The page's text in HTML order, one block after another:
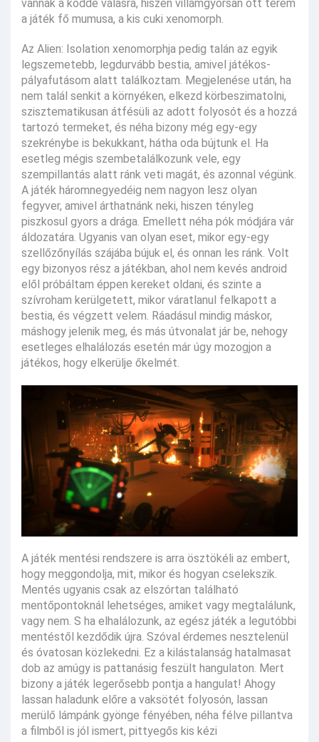
vannak a köddé válásra, hiszen villámgyorsan ott terem
a játék fő mumusa, a kis cuki xenomorph.
Az Alien: Isolation xenomorphja pedig talán az egyik
legszemetebb, legdurvább bestia, amivel játékos-
pályafutásom alatt találkoztam. Megjelenése után, ha
nem talál senkit a környéken, elkezd körbeszimatolni,
szisztematikusan átfésüli az adott folyosót és a hozzá
tartozó termeket, és néha bizony még egy-egy
szekrénybe is bekukkant, hátha oda bújtunk el. Ha
esetleg mégis szembetalálkozunk vele, egy
szempillantás alatt ránk veti magát, és azonnal végünk.
A játék háromnegyedéig nem nagyon lesz olyan
fegyver, amivel árthatnánk neki, hiszen tényleg
piszkosul gyors a drága. Emellett néha pók módjára vár
áldozatára. Ugyanis van olyan eset, mikor egy-egy
szellőzőnyílás szájába bújuk el, és onnan les ránk. Volt
egy bizonyos rész a játékban, ahol nem kevés android
elől próbáltam éppen kereket oldani, és szinte a
szívroham kerülgetett, mikor váratlanul felkapott a
bestia, és végzett velem. Ráadásul mindig máskor,
máshogy jelenik meg, és más útvonalat jár be, nehogy
esetleges elhalálozás esetén már úgy mozogjon a
játékos, hogy elkerülje őkelmét.
A játék mentési rendszere is arra ösztökéli az embert,
hogy meggondolja, mit, mikor és hogyan cselekszik.
Mentés ugyanis csak az elszórtan található
mentőpontoknál lehetséges, amiket vagy megtalálunk,
vagy nem. S ha elhalálozunk, az egész játék a legutóbbi
mentéstől kezdődik újra. Szóval érdemes nesztelenül
és óvatosan közlekedni. Ez a kilástalanság hatalmasat
dob az amúgy is pattanásig feszült hangulaton. Mert
bizony a játék legerősebb pontja a hangulat! Ahogy
lassan haladunk előre a vaksötét folyosón, lassan
merülő lámpánk gyönge fényében, néha félve pillantva
a filmből is jól ismert, pittyegős kis kézi